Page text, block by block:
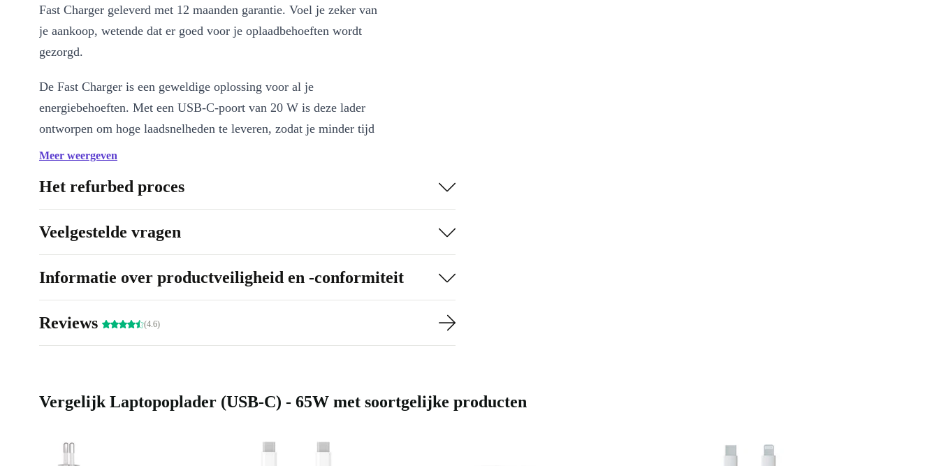
Fast Charger geleverd met 12 maanden garantie. Voel je zeker van
je aankoop, wetende dat er goed voor je oplaadbehoeften wordt
gezorgd.
De Fast Charger is een geweldige oplossing voor al je
energiebehoeften. Met een USB-C-poort van 20 W is deze lader
ontworpen om hoge laadsnelheden te leveren, zodat je minder tijd
kwijt bent aan wachten en meer tijd hebt om je apparaten te
We begrijpen het belang van betrouwbaarheid en daarom wordt de
Fast Charger geleverd met 12 maanden garantie. Voel je zeker van
gezorgd.
Meer weergeven
Het refurbed proces
Veelgestelde vragen
Informatie over productveiligheid en -conformiteit
Reviews (4.6)
Vergelijk Laptopoplader (USB-C) - 65W met soortgelijke producten